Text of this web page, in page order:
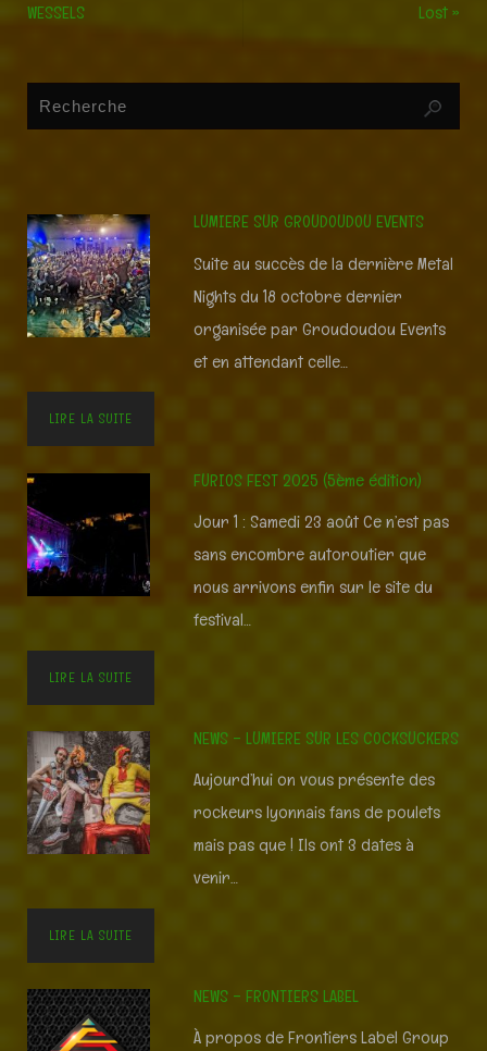
WESSELS
Lost»
LUMIERE SUR GROUDOUDOU EVENTS
Suite au succès de la dernière Metal
Nights du 18 octobre dernier
organisée par Groudoudou Events
et en attendant celle…
LIRE LA SUITE
FURIOS FEST 2025 (5ème édition)
Jour 1 : Samedi 23 août Ce n’est pas
sans encombre autoroutier que
nous arrivons enfin sur le site du
festival…
LIRE LA SUITE
NEWS – LUMIERE SUR LES COCKSUCKERS
Aujourd’hui on vous présente des
rockeurs lyonnais fans de poulets
mais pas que ! Ils ont 3 dates à
venir…
LIRE LA SUITE
NEWS – FRONTIERS LABEL
À propos de Frontiers Label Group